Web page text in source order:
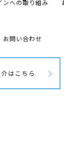
への取り組み
お問い合わせ